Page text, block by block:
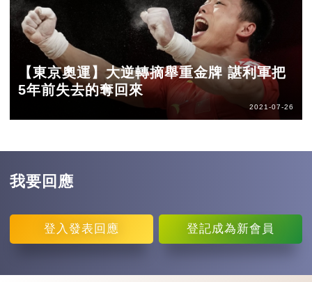
【東京奧運】大逆轉摘舉重金牌 諶利軍把
5年前失去的奪回來
2021-07-26
我要回應
登入 發表回應 登記成為新會員